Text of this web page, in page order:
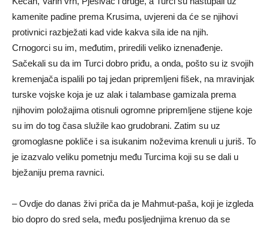
kamenite padine prema Krusima, uvjereni da će se njihovi
protivnici razbježati kad vide kakva sila ide na njih.
Crnogorci su im, međutim, priredili veliko iznenađenje.
Sačekali su da im Turci dobro priđu, a onda, pošto su iz svojih
kremenjača ispalili po taj jedan pripremljeni fišek, na mravinjak
turske vojske koja je uz alak i talambase gamizala prema
njihovim položajima otisnuli ogromne pripremljene stijene koje
su im do tog časa služile kao grudobrani. Zatim su uz
gromoglasne pokliče i sa isukanim noževima krenuli u juriš. To
je izazvalo veliku pometnju među Turcima koji su se dali u
bježaniju prema ravnici.
– Ovdje do danas živi priča da je Mahmut-paša, koji je izgleda
bio dopro do sred sela, među posljednjima krenuo da se